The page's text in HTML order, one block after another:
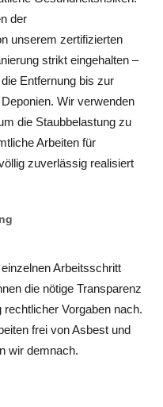
der
unserem zertifizierten
strikt eingehalten –
Entfernung bis zur
Wir verwenden
die Staubbelastung zu
Arbeiten für
zuverlässig realisiert
Arbeitsschritt
die nötige Transparenz
rechtlicher Vorgaben nach.
frei von Asbest und
wir demnach.